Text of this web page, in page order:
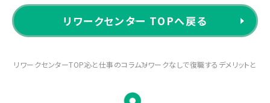
リワークセンター TOPへ戻る
リワークセンターTOP心と仕事のコラムリワークなしで復職するデメリットと